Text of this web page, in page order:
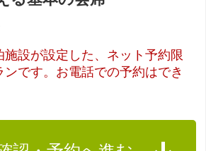
施設が設定した、ネット予約限
ンです。お電話での予約はでき